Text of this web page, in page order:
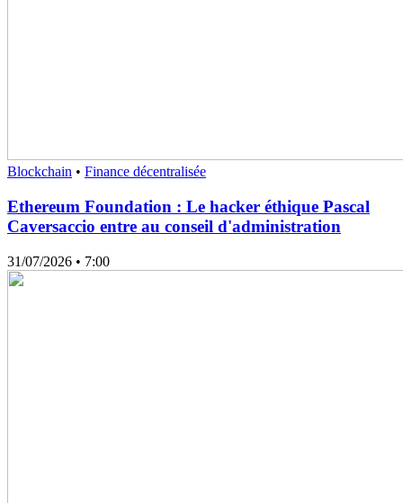
Blockchain • Finance décentralisée
Ethereum Foundation : Le hacker éthique Pascal
Caversaccio entre au conseil d'administration
31/07/2026 • 7:00